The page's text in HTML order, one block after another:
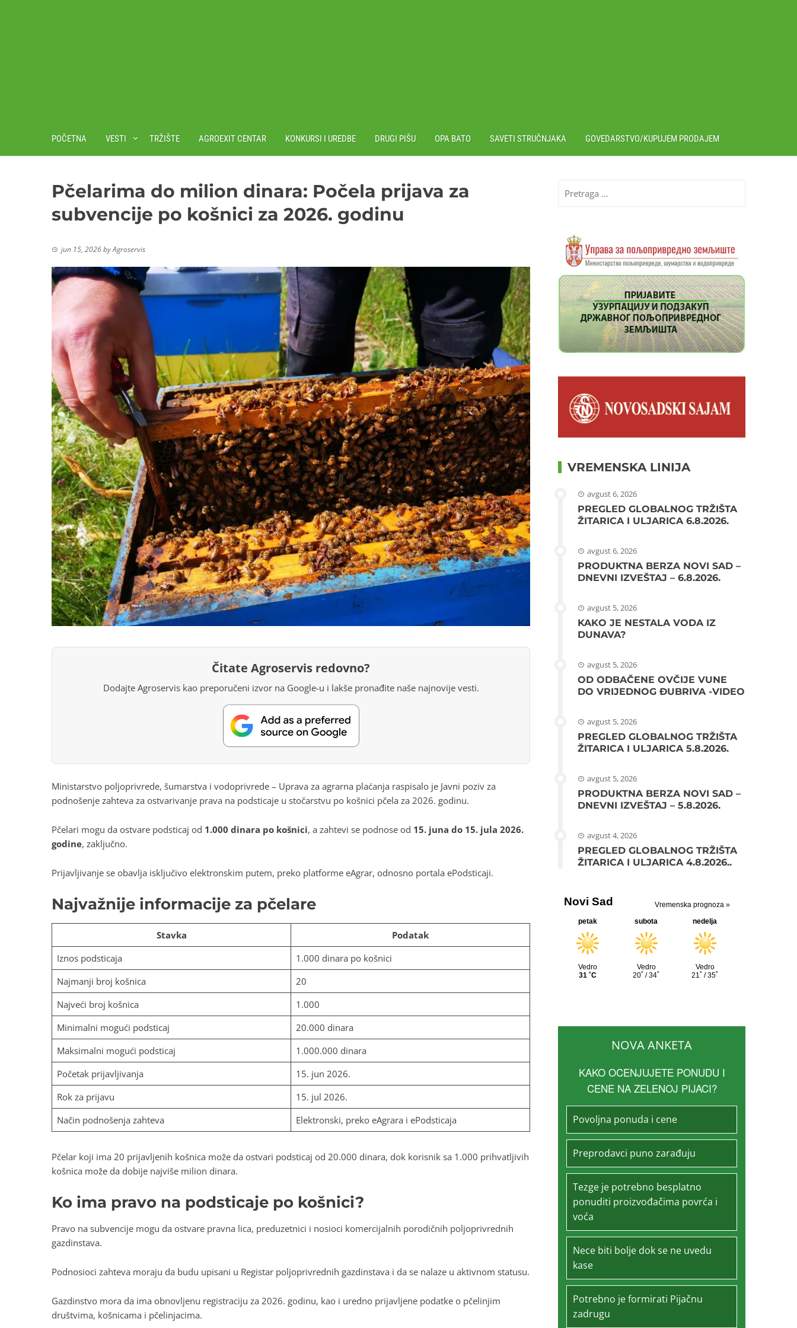
POČETNA VESTI TRŽIŠTE AGROEXIT CENTAR KONKURSI I UREDBE DRUGI PIŠU OPA BATO SAVETI STRUČNJAKA GOVEDARSTVO/KUPUJEM PRODAJEM
Pčelarima do milion dinara: Počela prijava za
subvencije po košnici za 2026. godinu
jun 15, 2026byAgroservis
Čitate Agroservis redovno?
Dodajte Agroservis kao preporučeni izvor na Google-u i lakše pronađite naše najnovije vesti.
Ministarstvo poljoprivrede, šumarstva i vodoprivrede – Uprava za agrarna plaćanja raspisalo je Javni poziv za
podnošenje zahteva za ostvarivanje prava na podsticaje u stočarstvu po košnici pčela za 2026. godinu.
Pčelari mogu da ostvare podsticaj od 1.000 dinara po košnici, a zahtevi se podnose od 15. juna do 15. jula 2026.
godine, zaključno.
Prijavljivanje se obavlja isključivo elektronskim putem, preko platforme eAgrar, odnosno portala ePodsticaji.
Najvažnije informacije za pčelare
Stavka
Podatak
Iznos podsticaja
1.000 dinara po košnici
Najmanji broj košnica
20
Najveći broj košnica
1.000
Minimalni mogući podsticaj
20.000 dinara
Maksimalni mogući podsticaj
1.000.000 dinara
Početak prijavljivanja
15. jun 2026.
Rok za prijavu
15. jul 2026.
Način podnošenja zahteva
Elektronski, preko eAgrara i ePodsticaja
Pčelar koji ima 20 prijavljenih košnica može da ostvari podsticaj od 20.000 dinara, dok korisnik sa 1.000 prihvatljivih
košnica može da dobije najviše milion dinara.
Ko ima pravo na podsticaje po košnici?
Pravo na subvencije mogu da ostvare pravna lica, preduzetnici i nosioci komercijalnih porodičnih poljoprivrednih
gazdinstava.
Podnosioci zahteva moraju da budu upisani u Registar poljoprivrednih gazdinstava i da se nalaze u aktivnom statusu.
Gazdinstvo mora da ima obnovljenu registraciju za 2026. godinu, kao i uredno prijavljene podatke o pčelinjim
društvima, košnicama i pčelinjacima.
za:
VREMENSKA LINIJA
avgust 6, 2026
PREGLED GLOBALNOG TRŽIŠTA
ŽITARICA I ULJARICA 6.8.2026.
avgust 6, 2026
PRODUKTNA BERZA NOVI SAD –
DNEVNI IZVEŠTAJ – 6.8.2026.
avgust 5, 2026
KAKO JE NESTALA VODA IZ
DUNAVA?
avgust 5, 2026
OD ODBAČENE OVČIJE VUNE
DO VRIJEDNOG ĐUBRIVA -VIDEO
avgust 5, 2026
PREGLED GLOBALNOG TRŽIŠTA
ŽITARICA I ULJARICA 5.8.2026.
avgust 5, 2026
PRODUKTNA BERZA NOVI SAD –
DNEVNI IZVEŠTAJ – 5.8.2026.
avgust 4, 2026
PREGLED GLOBALNOG TRŽIŠTA
ŽITARICA I ULJARICA 4.8.2026..
NOVA ANKETA
KAKO OCENJUJETE PONUDU I
CENE NA ZELENOJ PIJACI?
Povoljna ponuda i cene
Preprodavci puno zarađuju
Tezge je potrebno besplatno
ponuditi proizvođačima povrća i
voća
Nece biti bolje dok se ne uvedu
kase
Potrebno je formirati Pijačnu
zadrugu